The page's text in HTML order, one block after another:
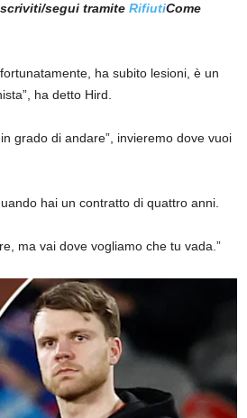
segui tramite RifiutiCome
ha subito lesioni, è un
ha detto Hird.
grado di andare”, invieremo dove vuoi
hai un contratto di quattro anni.
ma vai dove vogliamo che tu vada.”